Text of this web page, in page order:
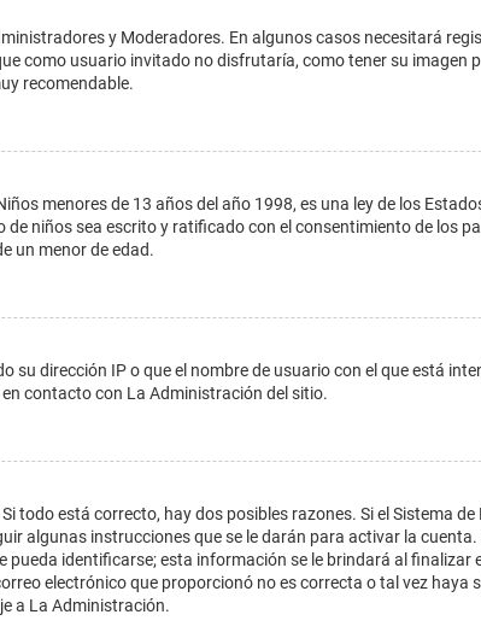
y Moderadores. En algunos casos necesitará
como usuario invitado no disfrutaría, como tener su
recomendable.
menores de 13 años del año 1998, es una ley de los
niños sea escrito y ratificado con el consentimiento de los
un menor de edad.
su dirección IP o que el nombre de usuario con el que está
contacto con La Administración del sitio.
todo está correcto, hay dos posibles razones. Si el Sistema
algunas instrucciones que se le darán para activar la
identificarse; esta información se le brindará al finalizar
electrónico que proporcionó no es correcta o tal vez
a La Administración.